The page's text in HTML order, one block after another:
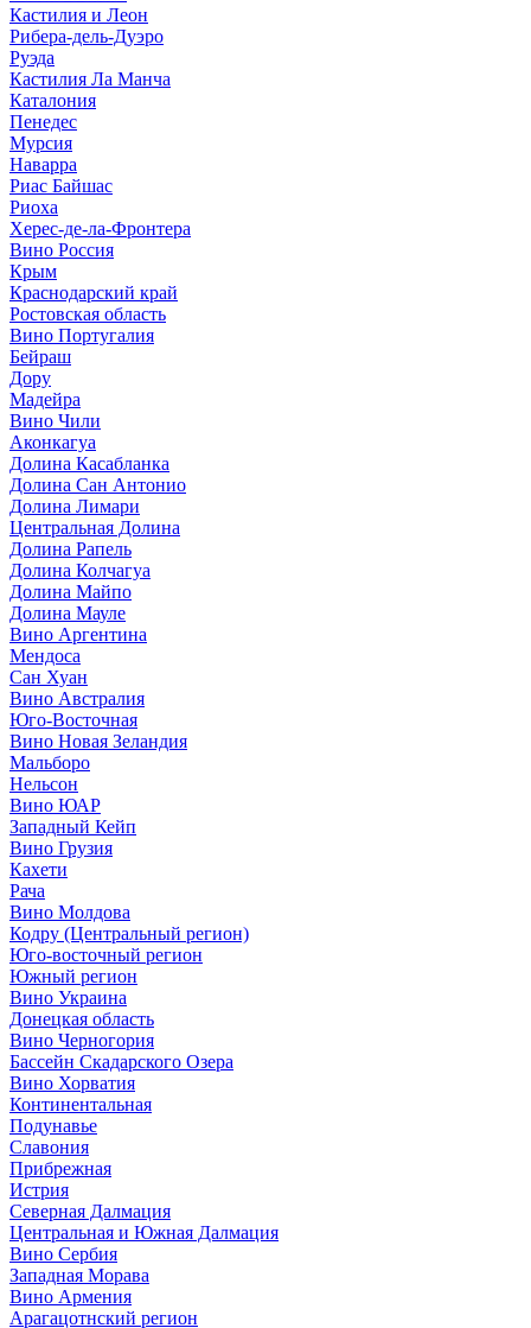
Кастилия и Леон
Рибера-дель-Дуэро
Руэда
Кастилия Ла Манча
Каталония
Пенедес
Мурсия
Наварра
Риас Байшас
Риоха
Херес-де-ла-Фронтера
Вино Россия
Крым
Краснодарский край
Ростовская область
Вино Португалия
Бейраш
Дору
Мадейра
Вино Чили
Аконкагуа
Долина Касабланка
Долина Сан Антонио
Долина Лимари
Центральная Долина
Долина Рапель
Долина Колчагуа
Долина Майпо
Долина Мауле
Вино Аргентина
Мендоса
Сан Хуан
Вино Австралия
Юго-Восточная
Вино Новая Зеландия
Мальборо
Нельсон
Вино ЮАР
Западный Кейп
Вино Грузия
Кахети
Рача
Вино Молдова
Кодру (Центральный регион)
Юго-восточный регион
Южный регион
Вино Украина
Донецкая область
Вино Черногория
Бассейн Скадарского Озера
Вино Хорватия
Континентальная
Подунавье
Славония
Прибрежная
Истрия
Северная Далмация
Центральная и Южная Далмация
Вино Сербия
Западная Морава
Вино Армения
Арагацотнский регион